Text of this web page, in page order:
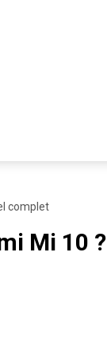
complet
Mi 10 ?